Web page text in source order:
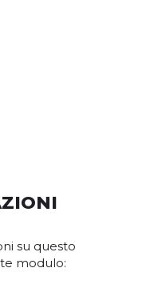
su questo
modulo: